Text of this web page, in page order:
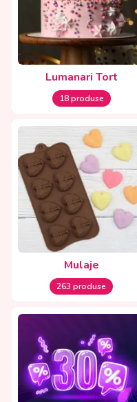
Lumanari Tort
18 produse
Mulaje
263 produse